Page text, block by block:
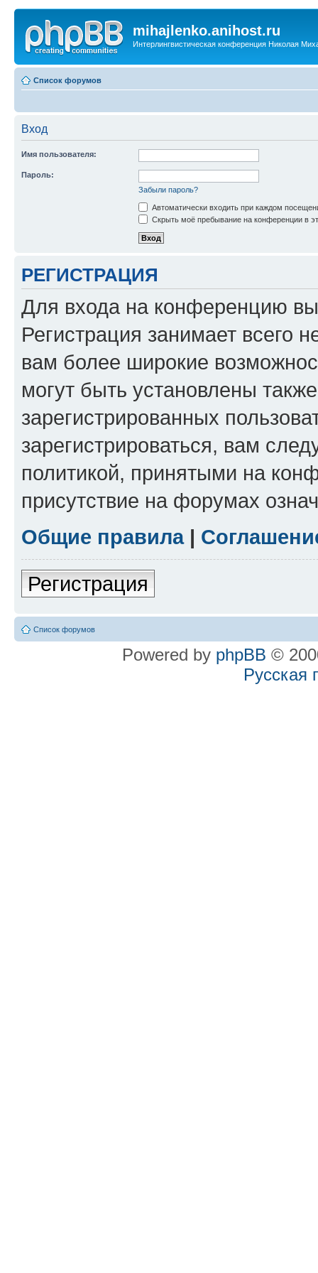
mihajlenko.anihost.ru
Интерлингвистическая конференция Николая
Список форумов
Вход
Имя пользователя:
Пароль:
Забыли пароль?
Автоматически входить при каждом
Скрыть моё пребывание на конференции в
РЕГИСТРАЦИЯ
Для входа на конференцию
Регистрация занимает всего
вам более широкие
могут быть установлены
зарегистрированных
зарегистрироваться, вам
политикой, принятыми на
присутствие на форумах
Общие правила|
Регистрация
Список форумов
Powered by phpBB ©
Русская